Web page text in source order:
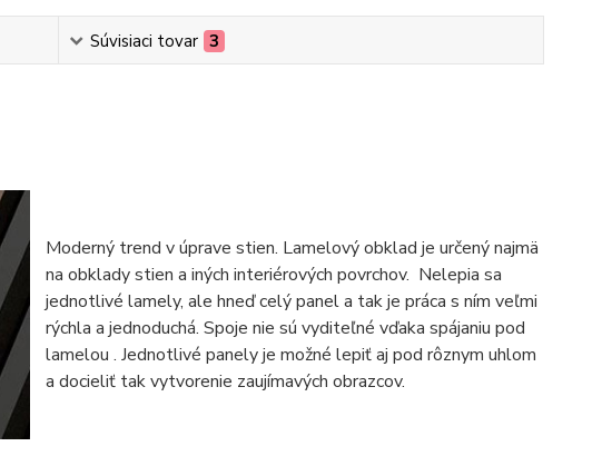
Súvisiaci tovar 3
Moderný trend v úprave stien. Lamelový obklad je určený najmä
na obklady stien a iných interiérových povrchov. Nelepia sa
jednotlivé lamely, ale hneď celý panel a tak je práca s ním veľmi
rýchla a jednoduchá. Spoje nie sú vyditeľné vďaka spájaniu pod
lamelou . Jednotlivé panely je možné lepiť aj pod rôznym uhlom
a docieliť tak vytvorenie zaujímavých obrazcov.